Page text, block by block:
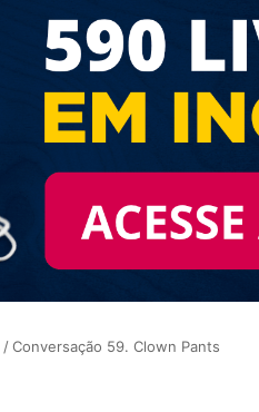
/Conversação 59. Clown Pants